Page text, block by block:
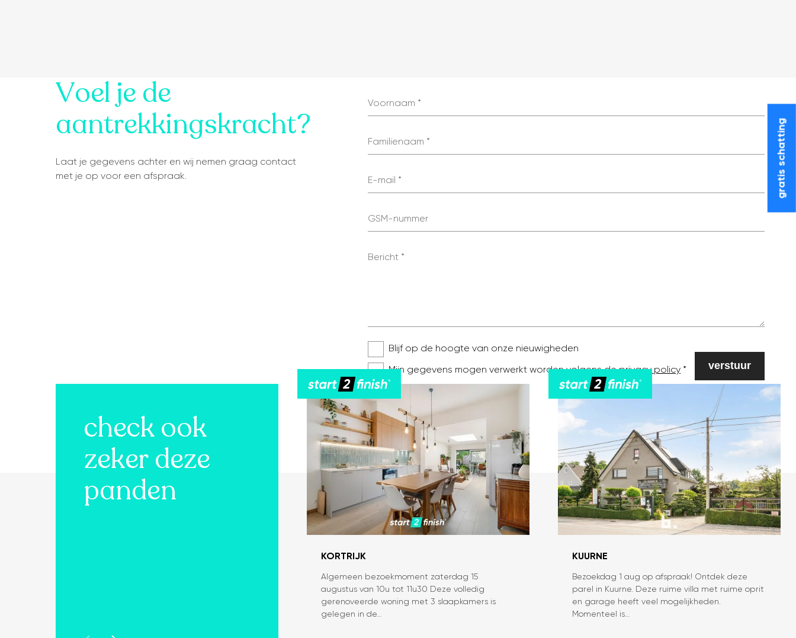
Voel je de
aantrekkingskracht?
Laat je gegevens achter en wij nemen graag contact
met je op voor een afspraak.
Voornaam
Familienaam
E-mail
GSM-nummer
Bericht
Blijf op de hoogte van onze nieuwigheden
Mijn gegevens mogen verwerkt worden volgens deprivacy policy
check ook
zeker deze
panden
Volledig
gerenoveerde
woning
KORTRIJK
Algemeen bezoekmoment zaterdag 15
augustus van 10u tot 11u30 Deze volledig
gerenoveerde woning met 3 slaapkamers is
gelegen in de…
Riante
open
woning
KUURNE
Bezoekdag 1 aug op afspraak! Ontdek deze
parel in Kuurne. Deze ruime villa met ruime oprit
en garage heeft veel mogelijkheden.
Momenteel is…
gratis schatting